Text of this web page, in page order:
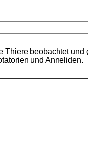
Thiere beobachtet und
und Anneliden.